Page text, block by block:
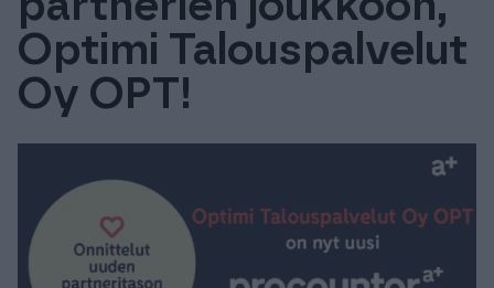
Tuki & Koulutus
Meistä & Ajankohtaista
Tilaa Procountor
Optimi Talouspalvelut
Oy OPT!